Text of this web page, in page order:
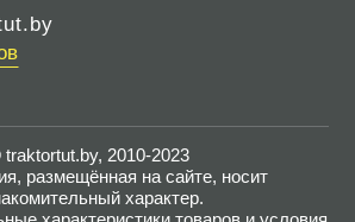
2010-2023
размещённая на сайте, носит
характер.